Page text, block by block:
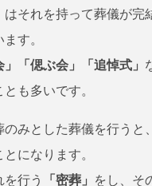
それを持って葬儀が完
す。
「偲ぶ会」「追悼式」
も多いです。
みとした葬儀を行うと
になります。
行う
「密葬」 をし、そ